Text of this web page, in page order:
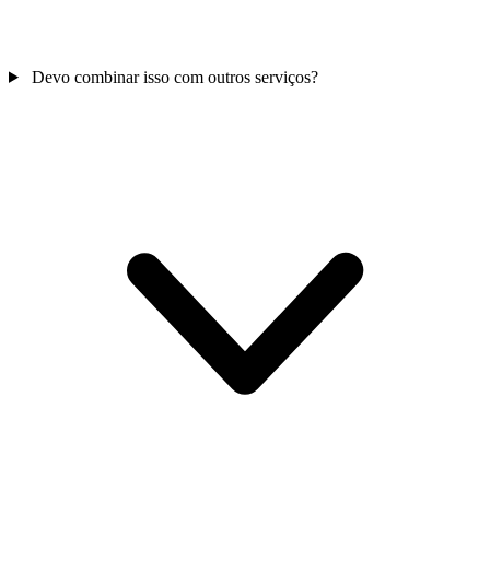
Devo combinar isso com outros serviços?